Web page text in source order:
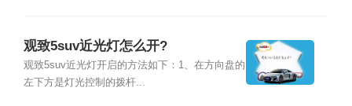
观致5suv近光灯怎么开?
观致5suv近光灯开启的方法如下：1、在方向盘的
左下方是灯光控制的拨杆...